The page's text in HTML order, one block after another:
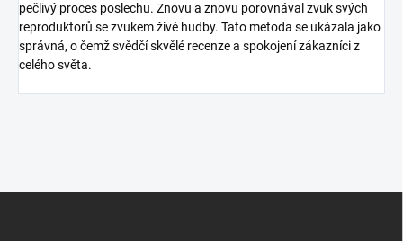
pečlivý proces poslechu. Znovu a znovu porovnával zvuk svých
reproduktorů se zvukem živé hudby. Tato metoda se ukázala jako
správná, o čemž svědčí skvělé recenze a spokojení zákazníci z
celého světa.